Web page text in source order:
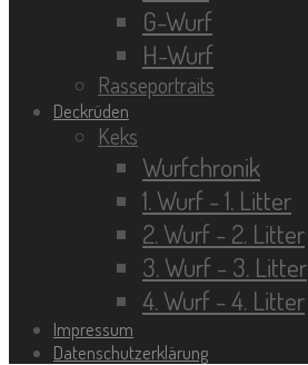
G-Wurf
H-Wurf
Rasseportraits
Deckrüden
Keks
Wurfchronik
1. Wurf - 1. Litter
2. Wurf - 2. Litter
3. Wurf - 3. Litter
4. Wurf - 4. Litter
Impressum
Datenschutzerklärung